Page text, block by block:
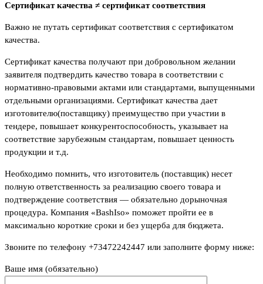
Сертификат качества ≠ сертификат соответствия
Важно не путать сертификат соответствия с сертификатом
качества.
Сертификат качества получают при добровольном желании
заявителя подтвердить качество товара в соответствии с
нормативно-правовыми актами или стандартами, выпущенными
отдельными организациями. Сертификат качества дает
изготовителю(поставщику) преимущество при участии в
тендере, повышает конкурентоспособность, указывает на
соответствие зарубежным стандартам, повышает ценность
продукции и т.д.
Необходимо помнить, что изготовитель (поставщик) несет
полную ответственность за реализацию своего товара и
подтверждение соответствия — обязательно дорыночная
процедура. Компания «BashIso» поможет пройти ее в
максимально короткие сроки и без ущерба для бюджета.
Звоните по телефону +73472242447 или заполните форму ниже:
Ваше имя (обязательно)